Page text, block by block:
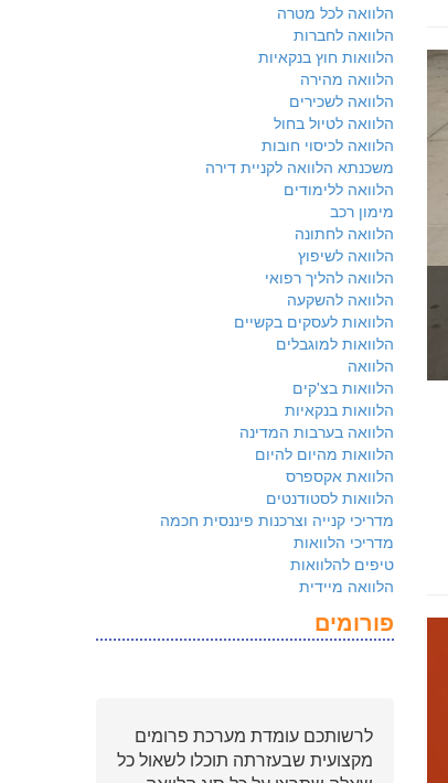
הלוואה לכל מטרה
הלוואה לחברות
הלוואות חוץ בנקאיות
הלוואה מהירה
הלוואה לשכירים
הלוואה לטיול בחול
הלוואה לכיסוי חובות
משכנתא הלוואה לקניית דירה
הלוואה ללימודים
מימון רכב
הלוואה לחתונה
הלוואה לשיפוץ
הלוואה להליך רפואי
הלוואה להשקעה
הלוואות לעסקים בקשיים
הלוואות למוגבלים
הלוואה
הלוואות בצ'קים
הלוואות בנקאיות
הלוואה בערבות המדינה
הלוואות מהיום להיום
הלוואת אקספרס
הלוואות לסטודנטים
מדריכי קנייה וצרכנות פיננסית חכמה
מדריכי הלוואות
טיפים להלוואות
הלוואה מיידית
פורומים
לרשותכם עומדת מערכת פרומים
מקצועית שבעזרתה תוכלו לשאול כל